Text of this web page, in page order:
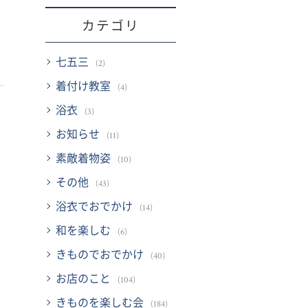
カテゴリ
七五三 (2)
着付け教室 (4)
浴衣 (3)
お知らせ (11)
素敵着物姿 (10)
その他 (43)
浴衣でおでかけ (14)
和を楽しむ (6)
きものでおでかけ (40)
お店のこと (104)
きものを楽しむ会 (184)